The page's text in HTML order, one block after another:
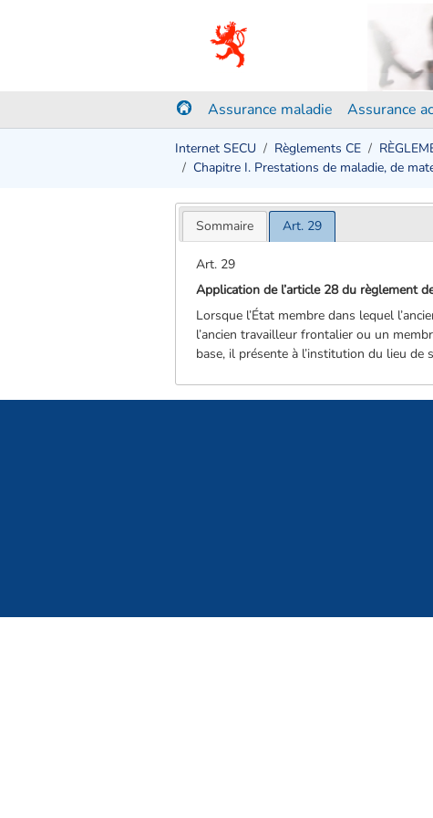
Assurance maladie Assurance
Internet SECU Règlements CE
Chapitre I. Prestations de maladie, de
Sommaire Art. 29
Art. 29
Application de l’article 28 du règlement
Lorsque l’État membre dans lequel
l’ancien travailleur frontalier ou un
base, il présente à l’institution du lieu